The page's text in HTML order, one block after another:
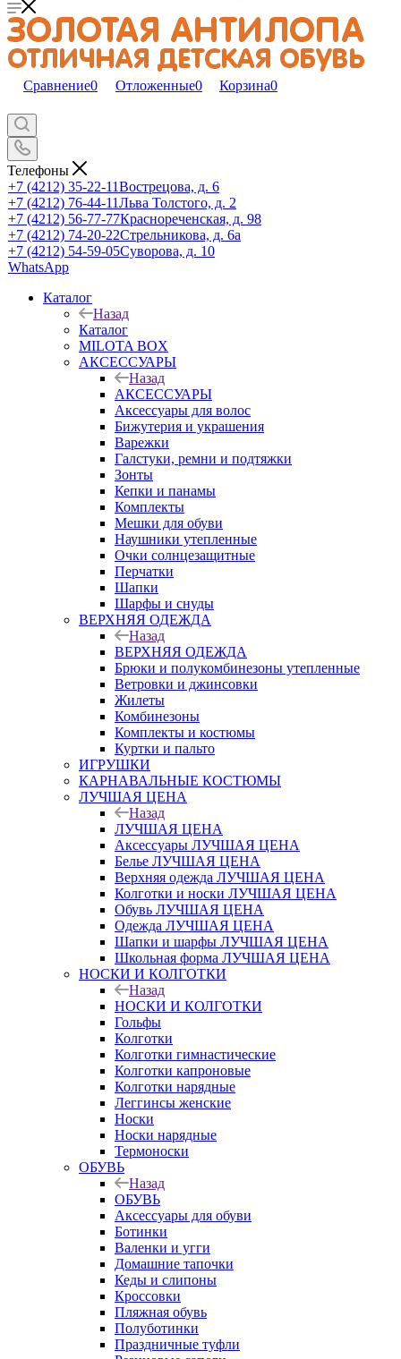
Сравнение0 Отложенные0 Корзина0
Телефоны
+7 (4212) 35-22-11Вострецова, д. 6
+7 (4212) 76-44-11Льва Толстого, д. 2
+7 (4212) 56-77-77Краснореченская, д. 98
+7 (4212) 74-20-22Стрельникова, д. 6а
+7 (4212) 54-59-05Суворова, д. 10
WhatsApp
Каталог
Назад
Каталог
MILOTA BOX
АКСЕССУАРЫ
Назад
АКСЕССУАРЫ
Аксессуары для волос
Бижутерия и украшения
Варежки
Галстуки, ремни и подтяжки
Зонты
Кепки и панамы
Комплекты
Мешки для обуви
Наушники утепленные
Очки солнцезащитные
Перчатки
Шапки
Шарфы и снуды
ВЕРХНЯЯ ОДЕЖДА
Назад
ВЕРХНЯЯ ОДЕЖДА
Брюки и полукомбинезоны утепленные
Ветровки и джинсовки
Жилеты
Комбинезоны
Комплекты и костюмы
Куртки и пальто
ИГРУШКИ
КАРНАВАЛЬНЫЕ КОСТЮМЫ
ЛУЧШАЯ ЦЕНА
Назад
ЛУЧШАЯ ЦЕНА
Аксессуары ЛУЧШАЯ ЦЕНА
Белье ЛУЧШАЯ ЦЕНА
Верхняя одежда ЛУЧШАЯ ЦЕНА
Колготки и носки ЛУЧШАЯ ЦЕНА
Обувь ЛУЧШАЯ ЦЕНА
Одежда ЛУЧШАЯ ЦЕНА
Шапки и шарфы ЛУЧШАЯ ЦЕНА
Школьная форма ЛУЧШАЯ ЦЕНА
НОСКИ И КОЛГОТКИ
Назад
НОСКИ И КОЛГОТКИ
Гольфы
Колготки
Колготки гимнастические
Колготки капроновые
Колготки нарядные
Леггинсы женские
Носки
Носки нарядные
Термоноски
ОБУВЬ
Назад
ОБУВЬ
Аксессуары для обуви
Ботинки
Валенки и угги
Домашние тапочки
Кеды и слипоны
Кроссовки
Пляжная обувь
Полуботинки
Праздничные туфли